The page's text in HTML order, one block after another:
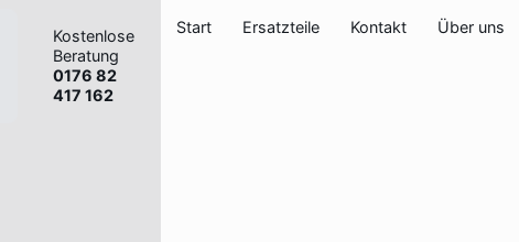
Kostenlose
Beratung
0176 82
417 162
Start Ersatzteile Kontakt Über uns